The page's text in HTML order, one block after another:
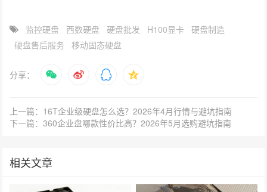
监控硬盘 西数硬盘 硬盘批发 H100显卡
硬盘制造
硬盘售后服务
移动固态硬盘
分享：
上一篇：16T企业级硬盘怎么选？2026年4月行情与避坑指南
下一篇：360企业盘哪款性价比高？2026年5月选购避坑指南
相关文章